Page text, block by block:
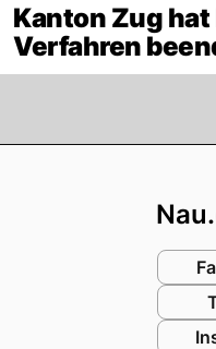
Kanton Zug
Verfahren